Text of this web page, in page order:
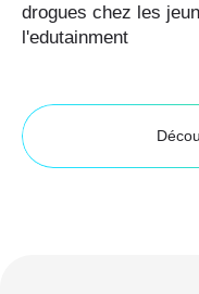
drogues chez les
l'edutainment